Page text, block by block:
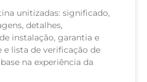
unitizadas: significado,
detalhes,
instalação, garantia e
lista de verificação de
na experiência da